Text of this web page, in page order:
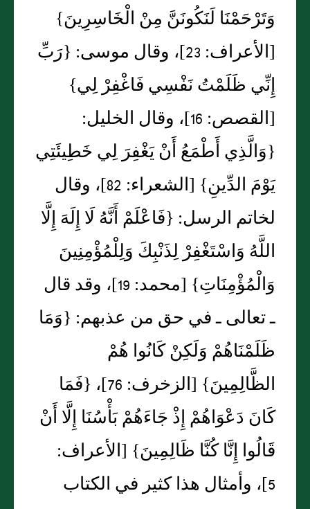
وَتَرْحَمْنَا لَنَكُونَنَّ مِنْ الْخَاسِرِينَ‏}‏
‏[‏الأعراف‏:‏ 23‏]‏، وقال موسى‏:‏ ‏{‏رَبِّ
إِنِّي ظَلَمْتُ نَفْسِي فَاغْفِرْ لِي‏}‏
‏[‏القصص‏:‏ 16‏]‏، وقال الخليل‏:‏
‏{‏وَالَّذِي أَطْمَعُ أَنْ يَغْفِرَ لِي خَطِيئَتِي
يَوْمَ الدِّينِ‏}‏ ‏[‏الشعراء‏:‏ 82‏]‏، وقال
لخاتم الرسل‏:‏ ‏{‏فَاعْلَمْ أَنَّهُ لَا إِلَهَ إِلَّا
اللَّهُ وَاسْتَغْفِرْ لِذَنْبِكَ وَلِلْمُؤْمِنِينَ
وَالْمُؤْمِنَاتِ‏}‏ ‏[‏محمد‏:‏ 19‏]‏، وقد قال
ـ تعالى ـ في حق من عذبهم‏:‏ ‏{‏وَمَا
ظَلَمْنَاهُمْ وَلَكِنْ كَانُوا هُمْ
الظَّالِمِينَ‏}‏ ‏[‏الزخرف‏:‏ 76‏]‏، ‏{‏فَمَا
كَانَ دَعْوَاهُمْ إِذْ جَاءَهُمْ بَأْسُنَا إِلَّا أَنْ
قَالُوا إِنَّا كُنَّا ظَالِمِينَ‏}‏ ‏[‏الأعراف‏:‏
5‏]‏، وأمثال هذا كثير في الكتاب